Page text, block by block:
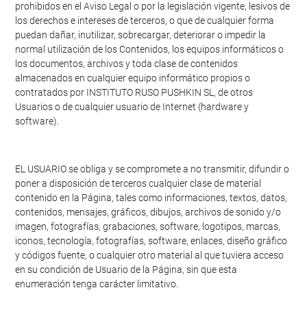
prohibidos en el Aviso Legal o por la legislación vigente, lesivos de
los derechos e intereses de terceros, o que de cualquier forma
puedan dañar, inutilizar, sobrecargar, deteriorar o impedir la
normal utilización de los Contenidos, los equipos informáticos o
los documentos, archivos y toda clase de contenidos
almacenados en cualquier equipo informático propios o
contratados por INSTITUTO RUSO PUSHKIN SL, de otros
Usuarios o de cualquier usuario de Internet (hardware y
software).
EL USUARIO se obliga y se compromete a no transmitir, difundir o
poner a disposición de terceros cualquier clase de material
contenido en la Página, tales como informaciones, textos, datos,
contenidos, mensajes, gráficos, dibujos, archivos de sonido y/o
imagen, fotografías, grabaciones, software, logotipos, marcas,
iconos, tecnología, fotografías, software, enlaces, diseño gráfico
y códigos fuente, o cualquier otro material al que tuviera acceso
en su condición de Usuario de la Página, sin que esta
enumeración tenga carácter limitativo.